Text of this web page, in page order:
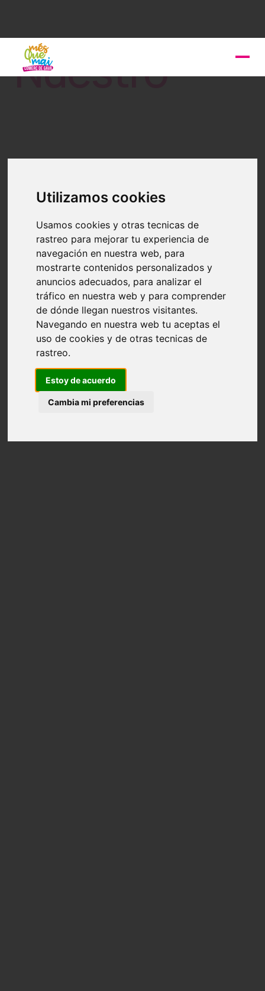
Utilizamos cookies
Usamos cookies y otras tecnicas de
rastreo para mejorar tu experiencia de
navegación en nuestra web, para
mostrarte contenidos personalizados y
anuncios adecuados, para analizar el
tráfico en nuestra web y para comprender
de dónde llegan nuestros visitantes.
Navegando en nuestra web tu aceptas el
uso de cookies y de otras tecnicas de
rastreo.
Estoy de acuerdo
Cambia mi preferencias
Nuestro